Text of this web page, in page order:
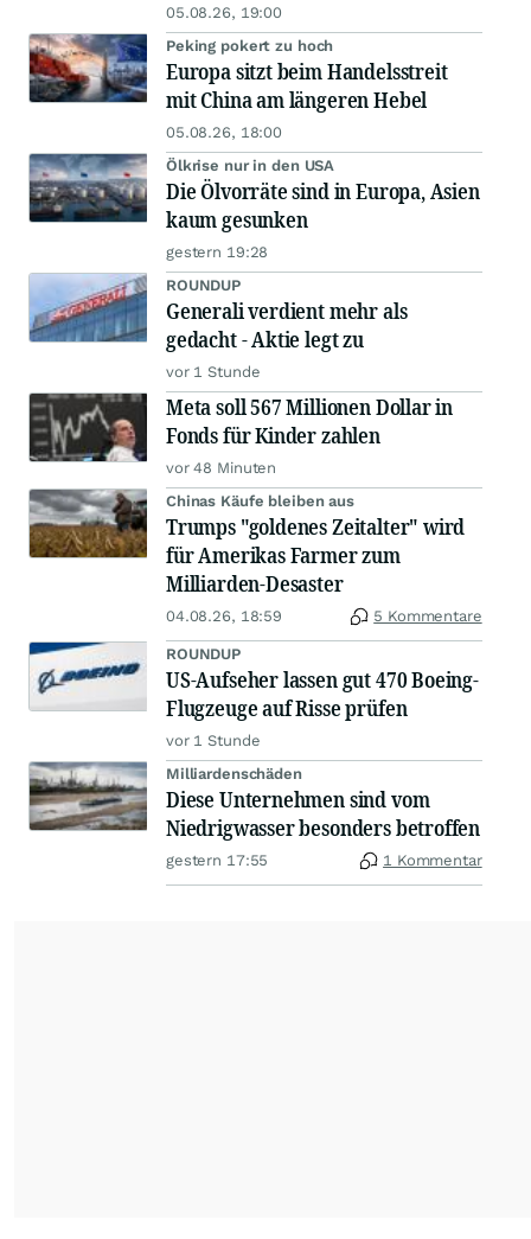
05.08.26, 19:00
Peking pokert zu hoch
Europa sitzt beim Handelsstreit
mit China am längeren Hebel
05.08.26, 18:00
Ölkrise nur in den USA
Die Ölvorräte sind in Europa, Asien
kaum gesunken
gestern 19:28
ROUNDUP
Generali verdient mehr als
gedacht - Aktie legt zu
vor 1 Stunde
Meta soll 567 Millionen Dollar in
Fonds für Kinder zahlen
vor 48 Minuten
Chinas Käufe bleiben aus
Trumps "goldenes Zeitalter" wird
für Amerikas Farmer zum
Milliarden-Desaster
04.08.26, 18:59 5 Kommentare
ROUNDUP
US-Aufseher lassen gut 470 Boeing-
Flugzeuge auf Risse prüfen
vor 1 Stunde
Milliardenschäden
Diese Unternehmen sind vom
Niedrigwasser besonders betroffen
gestern 17:55 1 Kommentar